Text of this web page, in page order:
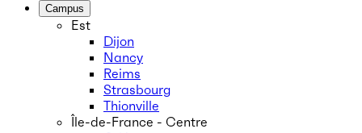
Campus
Est
Dijon
Nancy
Reims
Strasbourg
Thionville
Île-de-France - Centre